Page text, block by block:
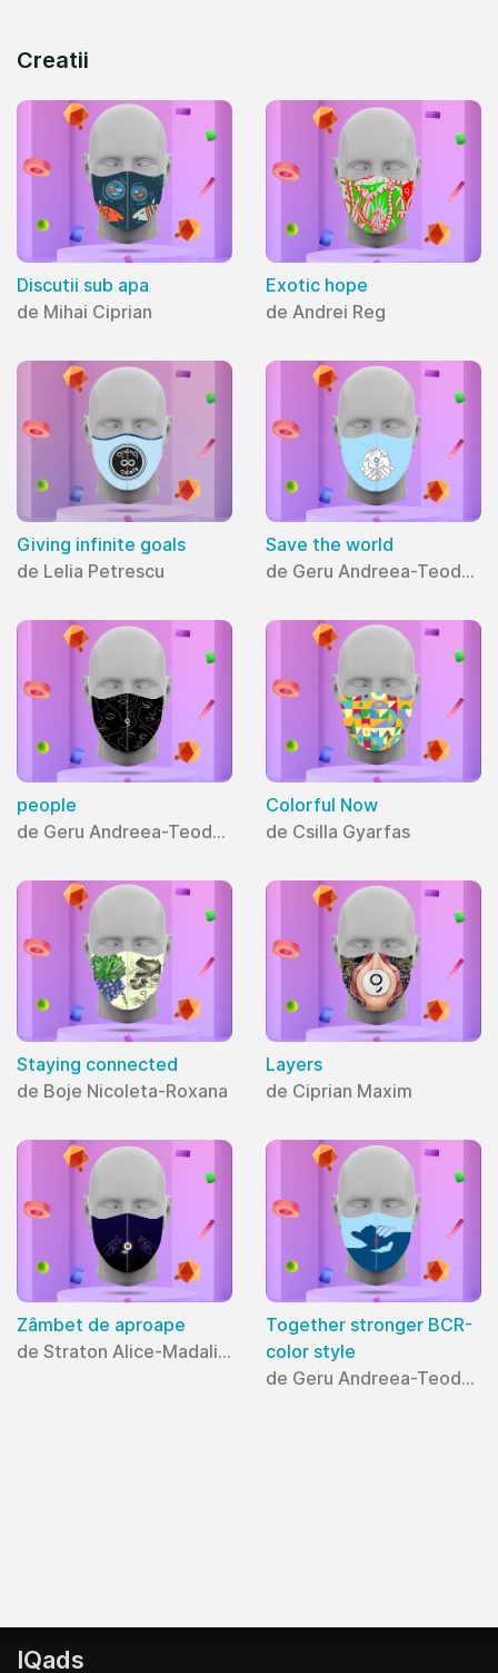
Creatii
Discutii sub apa
de Mihai Ciprian
Exotic hope
de Andrei Reg
Giving infinite goals
de Lelia Petrescu
Save the world
de Geru Andreea-Teodora
people
de Geru Andreea-Teodora
Colorful Now
de Csilla Gyarfas
Staying connected
de Boje Nicoleta-Roxana
Layers
de Ciprian Maxim
Zâmbet de aproape
de Straton Alice-Madalina
Together stronger BCR-
color style
de Geru Andreea-Teodora
IQads